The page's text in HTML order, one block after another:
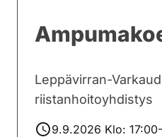
Leppävirran-
riistanhoitoyhdistys
9.9.2026 Klo: